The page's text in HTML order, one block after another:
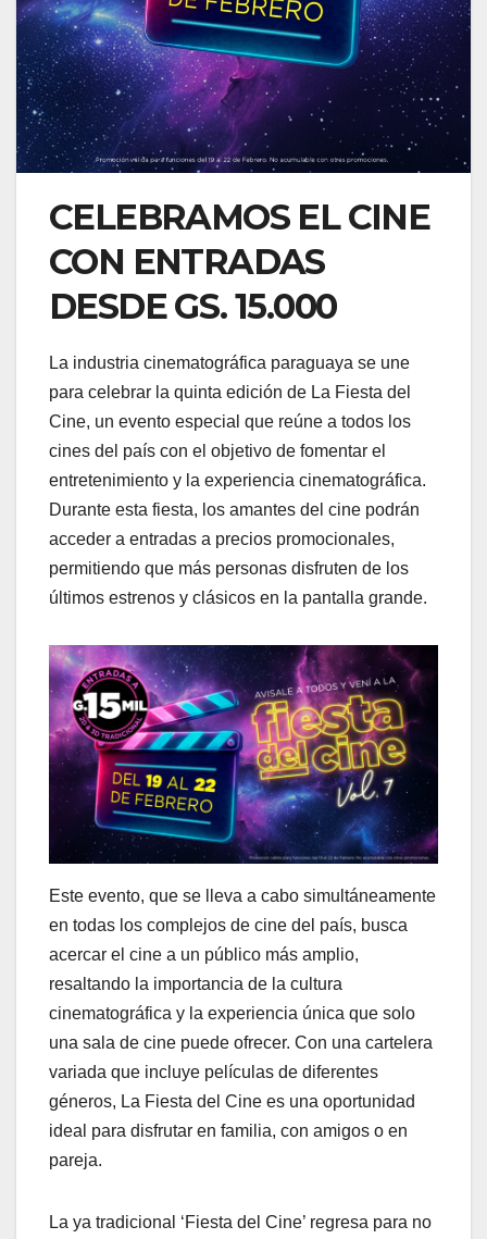
CELEBRAMOS EL CINE
CON ENTRADAS
DESDE GS. 15.000
La industria cinematográfica paraguaya se une
para celebrar la quinta edición de La Fiesta del
Cine, un evento especial que reúne a todos los
cines del país con el objetivo de fomentar el
entretenimiento y la experiencia cinematográfica.
Durante esta fiesta, los amantes del cine podrán
acceder a entradas a precios promocionales,
permitiendo que más personas disfruten de los
últimos estrenos y clásicos en la pantalla grande.
Este evento, que se lleva a cabo simultáneamente
en todas los complejos de cine del país, busca
acercar el cine a un público más amplio,
resaltando la importancia de la cultura
cinematográfica y la experiencia única que solo
una sala de cine puede ofrecer. Con una cartelera
variada que incluye películas de diferentes
géneros, La Fiesta del Cine es una oportunidad
ideal para disfrutar en familia, con amigos o en
pareja.
La ya tradicional ‘Fiesta del Cine’ regresa para no